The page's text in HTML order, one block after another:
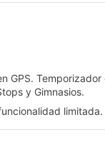
GPS.
y Gimnasios.
limitada.